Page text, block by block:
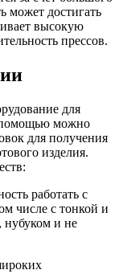
может достигать
высокую
прессов.
для
помощью можно
для получения
изделия.
работать с
числе с тонкой и
нубуком и не